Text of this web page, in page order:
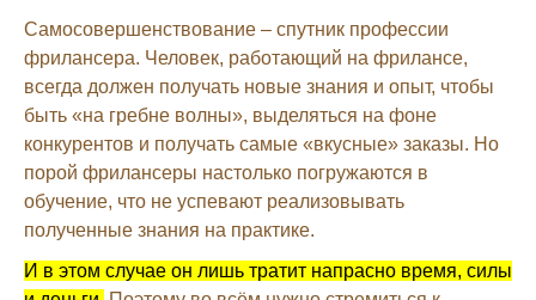
Самосовершенствование – спутник профессии
фрилансера. Человек, работающий на фрилансе,
всегда должен получать новые знания и опыт, чтобы
быть «на гребне волны», выделяться на фоне
конкурентов и получать самые «вкусные» заказы. Но
порой фрилансеры настолько погружаются в
обучение, что не успевают реализовывать
полученные знания на практике.
И в этом случае он лишь тратит напрасно время, силы